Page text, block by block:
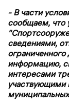
- В части
сообщаем, что
сведениями,
ограниченного
информацию,
интересами
участвующими
муниципальных